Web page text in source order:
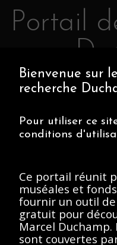
Retourner au contenu
Portail
Archives
Bienvenue sur
recherche
Pour utiliser ce
conditions
Ce portail réunit
muséales et
fournir un outil
gratuit pour
Marcel
sont couvertes